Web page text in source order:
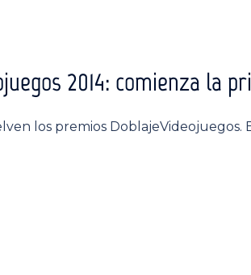
2014: comienza la
los premios